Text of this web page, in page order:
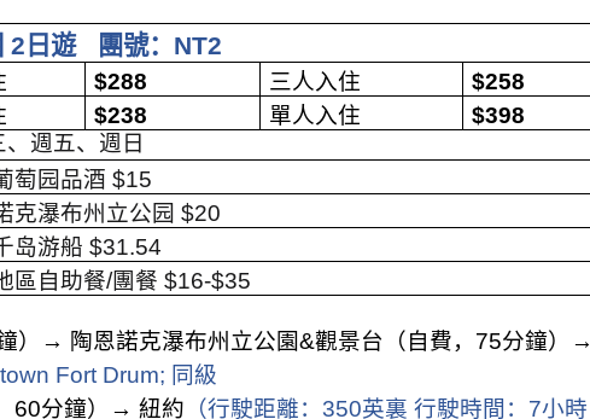
2 日遊 團號： NT2
$288 三人入住 $258
$238 單人入住 $398
、週五、週日
萄园品酒$15
克瀑布州立公园$20
岛游船$31.54
區自助餐/團餐$16-$35
） → 陶恩諾克瀑布州立公園&觀景台（自費， 75分鐘） →
Fort Drum; 同級
60分鐘） → 紐約 （行駛距離： 350英裏 行駛時間： 7小時